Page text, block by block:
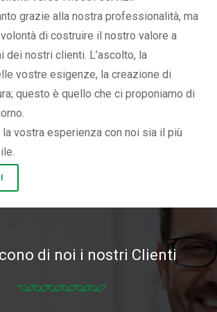
grazie alla nostra professionalità, ma
di costruire il nostro valore a
dei nostri clienti. L’ascolto, la
vostre esigenze, la creazione di
questo è quello che ci proponiamo di
la vostra esperienza con noi sia il più
di noi i nostri Clienti